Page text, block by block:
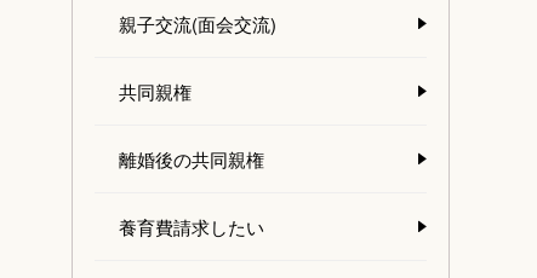
親子交流(面会交流)
共同親権
離婚後の共同親権
養育費請求したい